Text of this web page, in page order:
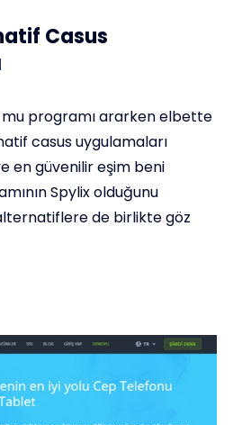
Casus
mu programı ararken elbette
casus uygulamaları
en güvenilir eşim beni
Spylix olduğunu
de birlikte göz